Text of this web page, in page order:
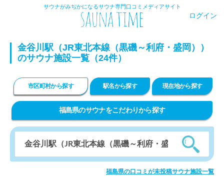
サウナがみぢかになるサウナ専門口コミメディアサイト
ログイン
金谷川駅（JR東北本線（黒磯～利府・盛岡））
のサウナ施設一覧（24件）
市区町村から探す 駅名から探す 現在地から探す
福島県のサウナをこだわりから探す
福島県の口コミが未投稿サウナ施設一覧